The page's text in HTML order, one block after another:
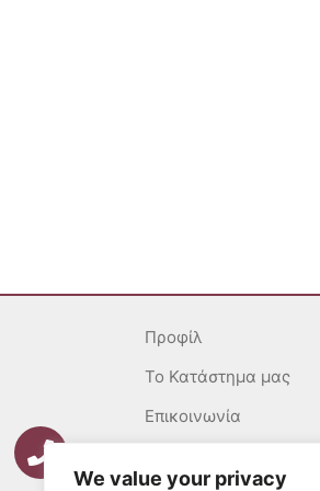
We value your privacy
Προφίλ
To Κατάστημα μας
Επικοινωνία